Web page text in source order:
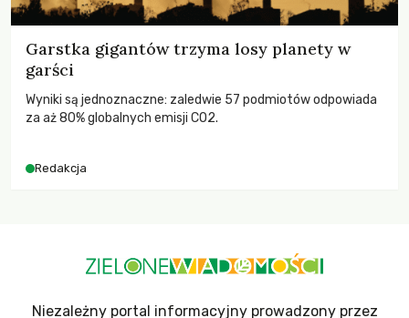
Garstka gigantów trzyma losy planety w
garści
Wyniki są jednoznaczne: zaledwie 57 podmiotów odpowiada
za aż 80% globalnych emisji CO2.
Redakcja
Niezależny portal informacyjny prowadzony przez